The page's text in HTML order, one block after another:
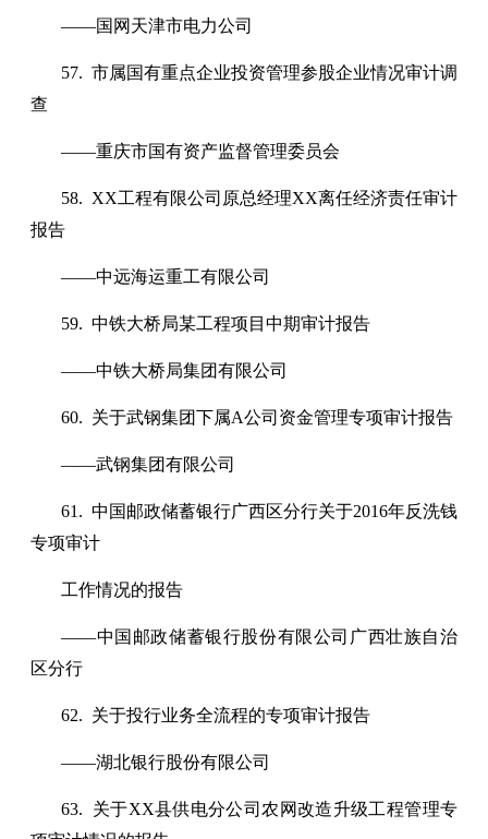
——国网天津市电力公司
57. 市属国有重点企业投资管理参股企业情况审计调
查
——重庆市国有资产监督管理委员会
58. XX工程有限公司原总经理XX离任经济责任审计
报告
——中远海运重工有限公司
59. 中铁大桥局某工程项目中期审计报告
——中铁大桥局集团有限公司
60. 关于武钢集团下属A公司资金管理专项审计报告
——武钢集团有限公司
61. 中国邮政储蓄银行广西区分行关于2016年反洗钱
专项审计
工作情况的报告
——中国邮政储蓄银行股份有限公司广西壮族自治
区分行
62. 关于投行业务全流程的专项审计报告
——湖北银行股份有限公司
63. 关于XX县供电分公司农网改造升级工程管理专